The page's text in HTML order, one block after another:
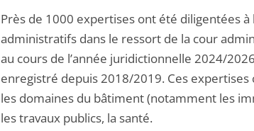
Près de 1000 expertises ont été diligentées à
administratifs dans le ressort de la cour
au cours de l’année juridictionnelle 2024/
enregistré depuis 2018/2019. Ces
les domaines du bâtiment (notamment les
les travaux publics, la santé.